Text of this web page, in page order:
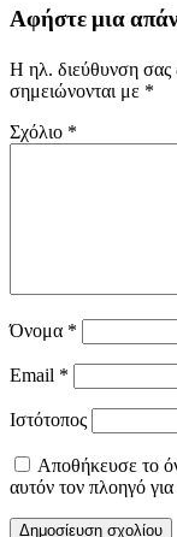
Αφήστε μια
Η ηλ. διεύθυνση σας
σημειώνονται με *
Σχόλιο *
Όνομα *
Email *
Ιστότοπος
Αποθήκευσε το
αυτόν τον πλοηγό